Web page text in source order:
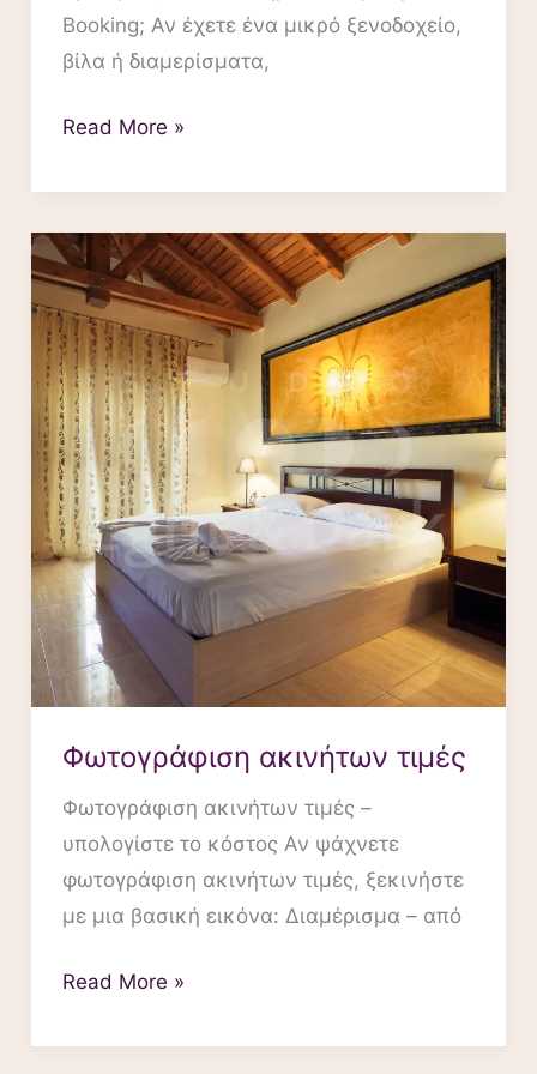
Booking; Αν έχετε ένα μικρό ξενοδοχείο,
βίλα ή διαμερίσματα,
Read More »
Φωτογράφιση ακινήτων τιμές
Φωτογράφιση ακινήτων τιμές –
υπολογίστε το κόστος Αν ψάχνετε
φωτογράφιση ακινήτων τιμές, ξεκινήστε
με μια βασική εικόνα: Διαμέρισμα – από
Φωτογράφιση
ακινήτων
τιμές
Read More »